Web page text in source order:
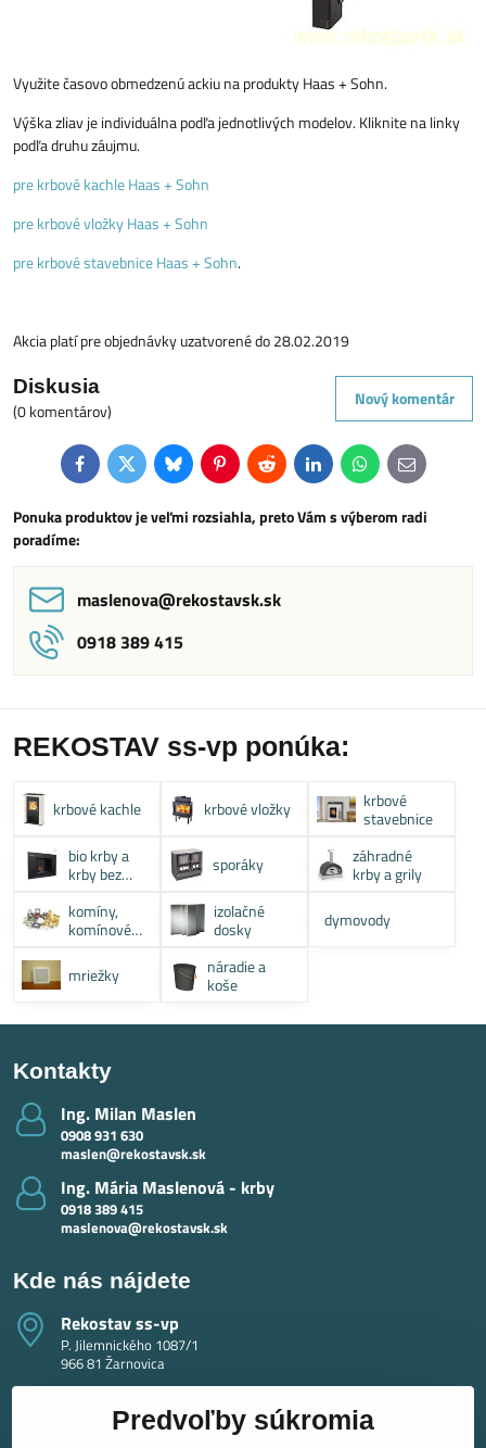
Využite časovo obmedzenú ackiu na produkty Haas + Sohn.
Výška zliav je individuálna podľa jednotlivých modelov. Kliknite na linky
podľa druhu záujmu.
pre krbové kachle Haas + Sohn
pre krbové vložky Haas + Sohn
pre krbové stavebnice Haas + Sohn.
Akcia platí pre objednávky uzatvorené do 28.02.2019
Diskusia
(0 komentárov)
Nový komentár
FacebookTwitterBlueskyPinterestReddit LinkedInWhatsApp
E-
mail
Ponuka produktov je veľmi rozsiahla, preto Vám s výberom radi
poradíme:
maslenova​@rekostavsk​.sk
0918 389 415
REKOSTAV ss-vp ponúka:
krbové kachle krbové vložky
krbové
stavebnice
bio krby a
krby bez
komína
sporáky
záhradné
krby a grily
komíny,
komínové
systémy
izolačné
dosky
dymovody
mriežky
náradie a
koše
Kontakty
Ing​. Milan Maslen
0908 931 630
maslen@rekostavsk.sk
Ing​. Mária Maslenová - krby
0918 389 415
maslenova@rekostavsk.sk
Kde nás nájdete
Rekostav ss-vp
P. Jilemnického 1087/1
966 81 Žarnovica
Predvoľby súkromia